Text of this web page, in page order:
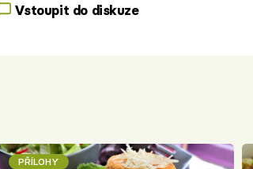
Vstoupit do diskuze
PŘÍLOHY